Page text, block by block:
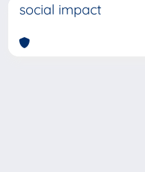
social impact